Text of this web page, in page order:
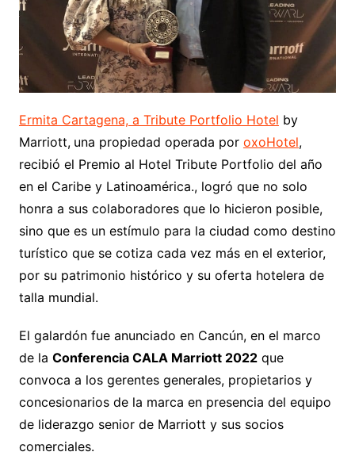
Ermita Cartagena, a Tribute Portfolio Hotel by
Marriott, una propiedad operada por oxoHotel,
recibió el Premio al Hotel Tribute Portfolio del año
en el Caribe y Latinoamérica., logró que no solo
honra a sus colaboradores que lo hicieron posible,
sino que es un estímulo para la ciudad como destino
turístico que se cotiza cada vez más en el exterior,
por su patrimonio histórico y su oferta hotelera de
talla mundial.
El galardón fue anunciado en Cancún, en el marco
de la Conferencia CALA Marriott 2022que
convoca a los gerentes generales, propietarios y
concesionarios de la marca en presencia del equipo
de liderazgo senior de Marriott y sus socios
comerciales.